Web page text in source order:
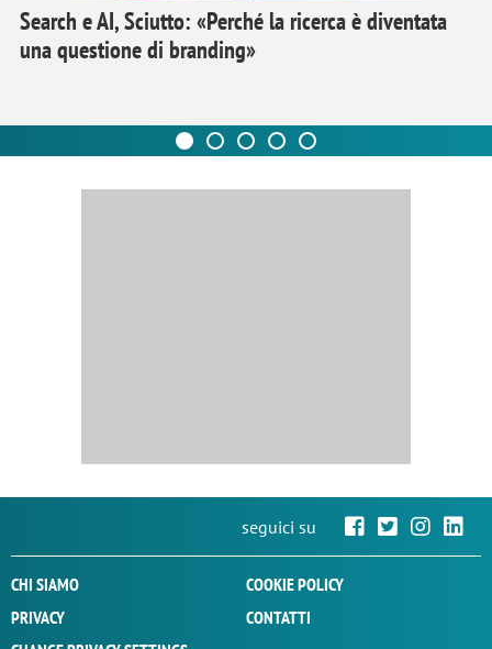
Search e AI, Sciutto: «Perché la ricerca è diventata
una questione di branding»
seguici su
CHI SIAMO
COOKIE POLICY
PRIVACY
CONTATTI